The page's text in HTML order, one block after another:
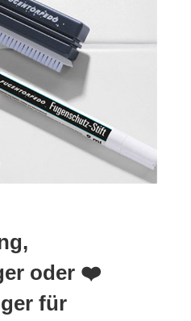
oder ❤️
für